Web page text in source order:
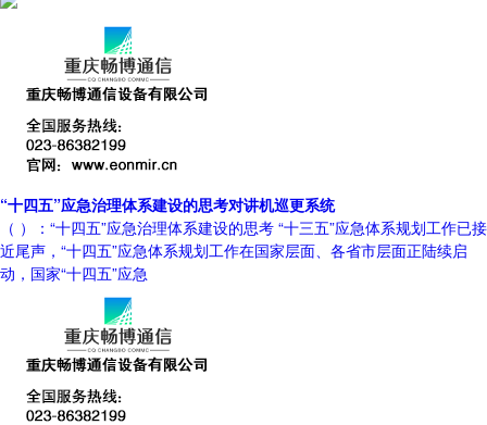
“十四五”应急治理体系建设的思考对讲机巡更系统
（ ）：“十四五”应急治理体系建设的思考 “十三五”应急体系规划工作已接
近尾声，“十四五”应急体系规划工作在国家层面、各省市层面正陆续启
动，国家“十四五”应急